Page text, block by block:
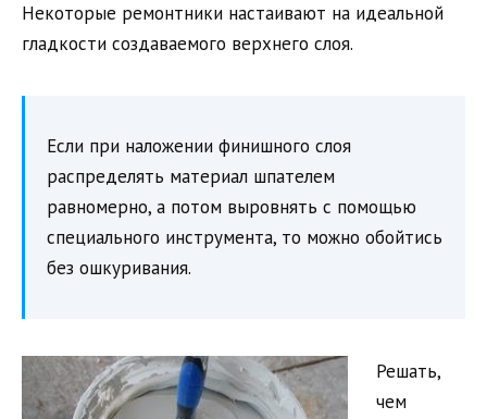
Некоторые ремонтники настаивают на идеальной
гладкости создаваемого верхнего слоя.
Если при наложении финишного слоя
распределять материал шпателем
равномерно, а потом выровнять с помощью
специального инструмента, то можно обойтись
без ошкуривания.
Решать,
чем